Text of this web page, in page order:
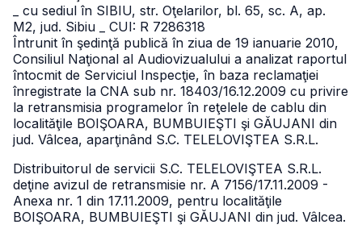
_ cu sediul în SIBIU, str. Oţelarilor, bl. 65, sc. A, ap.
M2, jud. Sibiu
_ CUI: R 7286318
Întrunit în şedinţă publică în ziua de 19 ianuarie 2010,
Consiliul Naţional al Audiovizualului a analizat raportul
întocmit de Serviciul Inspecţie, în baza reclamaţiei
înregistrate la CNA sub nr. 18403/16.12.2009 cu privire
la retransmisia programelor în reţelele de cablu din
localităţile BOIŞOARA, BUMBUIEŞTI şi GĂUJANI din
jud. Vâlcea, aparţinând S.C. TELELOVIŞTEA S.R.L.
Distribuitorul de servicii S.C. TELELOVIŞTEA S.R.L.
deţine avizul de retransmisie nr. A 7156/17.11.2009 -
Anexa nr. 1 din 17.11.2009, pentru localităţile
BOIŞOARA, BUMBUIEŞTI şi GĂUJANI din jud. Vâlcea.